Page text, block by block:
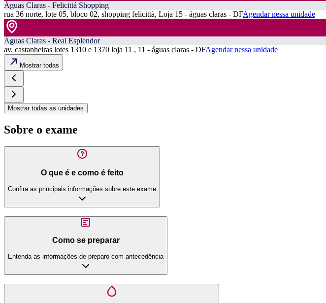
Águas Claras - Felicittá Shopping
rua 36 norte, lote 05, bloco 02, shopping felicittà, Loja 15 - águas claras - DFAgendar nessa unidade
Águas Claras - Real Esplendor
av. castanheiras lotes 1310 e 1370 loja 11 , 11 - águas claras - DFAgendar nessa unidade
Mostrar todas
Mostrar todas as unidades
Sobre o exame
O que é e como é feito
Confira as principais informações sobre este exame
Como se preparar
Entenda as informações de preparo com antecedência